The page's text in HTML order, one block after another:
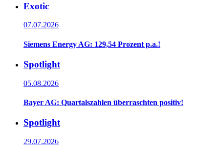
Exotic
07.07.2026
Siemens Energy AG: 129,54 Prozent p.a.!
Spotlight
05.08.2026
Bayer AG: Quartalszahlen überraschten positiv!
Spotlight
29.07.2026